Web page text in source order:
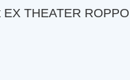
THEATER